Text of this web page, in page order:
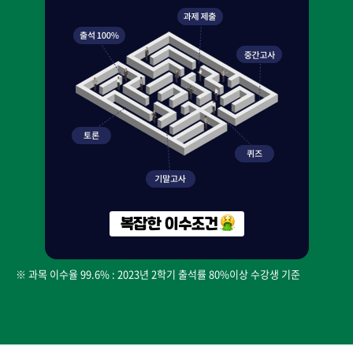
※ 과목 이수율 99.6% : 2023년 2학기 출석률 80%이상 수강생 기준